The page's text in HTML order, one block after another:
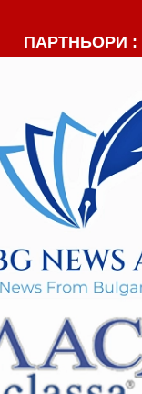
ПАРТНЬОРИ :